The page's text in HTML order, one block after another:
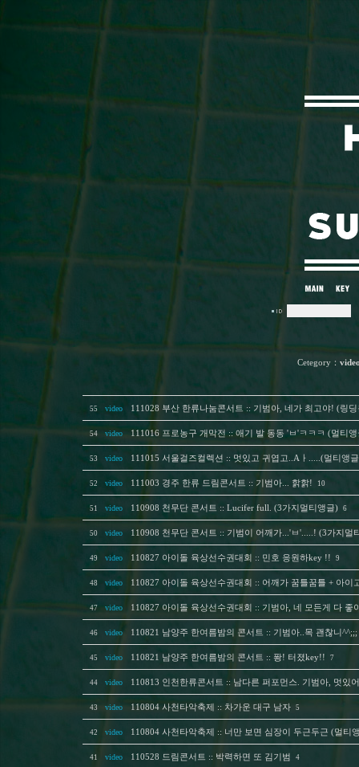
Cetegory ：
55 video 111028 부산 한류나눔콘서트 :: 기범아, 네가 최고야! (링
54 video 111016 프로농구 개막전 :: 애기 발 동동 'ㅂ'ㅋㅋㅋ (멀티앵
53 video 111015 서울걸즈컬렉션 :: 멋있고 귀엽고..Aㅏ.....(멀티앵
52 video 111003 경주 한류 드림콘서트 :: 기범아... 핡핡! 10
51 video 110908 천무단 콘서트 :: Lucifer full. (3가지멀티앵글) 6
50 video 110908 천무단 콘서트 :: 기범이 어깨가...'ㅂ'.....! (3가지멀
49 video 110827 아이돌 육상선수권대회 :: 민호 응원하key !! 9
48 video 110827 아이돌 육상선수권대회 :: 어깨가 꿈틀꿈틀 + 아이
47 video 110827 아이돌 육상선수권대회 :: 기범아, 네 모든게 다 좋
46 video 110821 남양주 한여름밤의 콘서트 :: 기범아..목 괜찮니^^;;;
45 video 110821 남양주 한여름밤의 콘서트 :: 퐝! 터졌key!! 7
44 video 110813 인천한류콘서트 :: 남다른 퍼포먼스. 기범아, 멋있
43 video 110804 사천타악축제 :: 차가운 대구 남자 5
42 video 110804 사천타악축제 :: 너만 보면 심장이 두근두근 (멀티
41 video 110528 드림콘서트 :: 박력하면 또 김기범 4